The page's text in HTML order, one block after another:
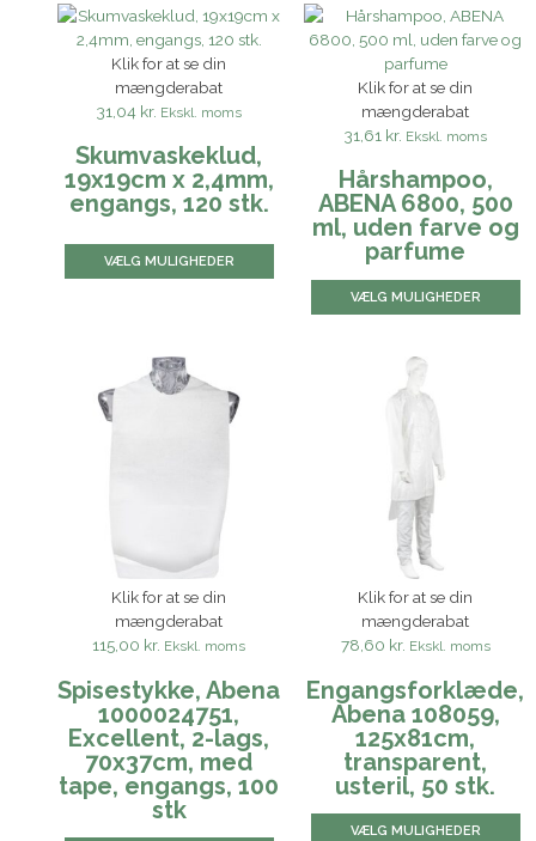
Klik for at se din
mængderabat
31,04 kr. Ekskl. moms
Skumvaskeklud,
19x19cm x 2,4mm,
engangs, 120 stk.
VÆLG MULIGHEDER
Klik for at se din
mængderabat
31,61 kr. Ekskl. moms
Hårshampoo,
ABENA 6800, 500
ml, uden farve og
parfume
VÆLG MULIGHEDER
Klik for at se din
mængderabat
115,00 kr. Ekskl. moms
Spisestykke, Abena
1000024751,
Excellent, 2-lags,
70x37cm, med
tape, engangs, 100
stk
Klik for at se din
mængderabat
78,60 kr. Ekskl. moms
Engangsforklæde,
Abena 108059,
125x81cm,
transparent,
usteril, 50 stk.
VÆLG MULIGHEDER